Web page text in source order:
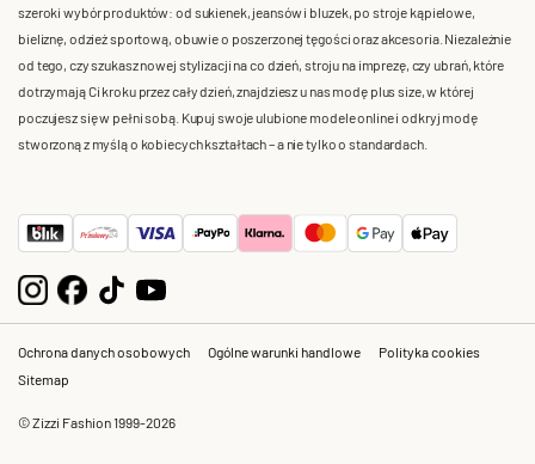
szeroki wybór produktów: od sukienek, jeansów i bluzek, po stroje kąpielowe,
bieliznę, odzież sportową, obuwie o poszerzonej tęgości oraz akcesoria. Niezależnie
od tego, czy szukasz nowej stylizacji na co dzień, stroju na imprezę, czy ubrań, które
dotrzymają Ci kroku przez cały dzień, znajdziesz u nas modę plus size, w której
poczujesz się w pełni sobą. Kupuj swoje ulubione modele online i odkryj modę
stworzoną z myślą o kobiecych kształtach – a nie tylko o standardach.
Ochrona danych osobowych Ogólne warunki handlowe
Polityka cookies
Sitemap
© Zizzi Fashion 1999-2026